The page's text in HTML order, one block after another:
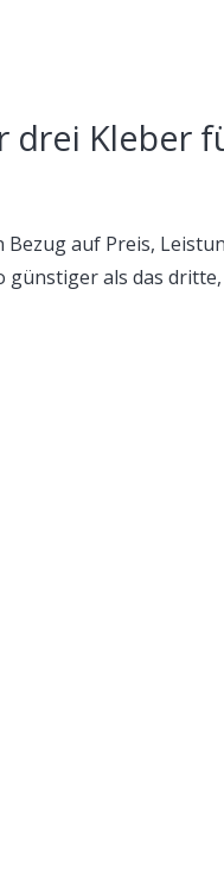
drei Kleber
auf Preis,
als das dritte,